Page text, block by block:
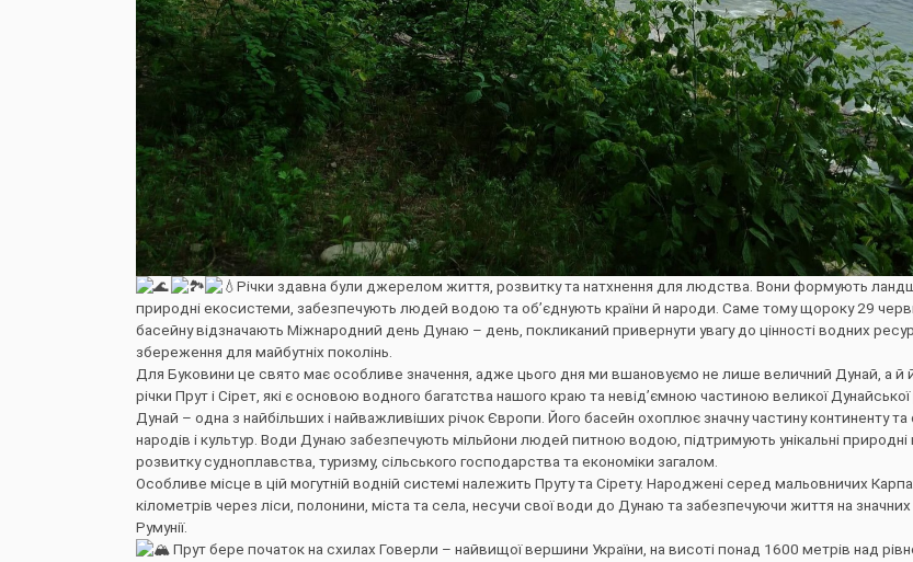
Річки здавна були джерелом життя, розвитку та натхнення для людства. Вони формують
природні екосистеми, забезпечують людей водою та об’єднують країни й народи. Саме тому щороку 29
басейну відзначають Міжнародний день Дунаю – день, покликаний привернути увагу до цінності водних
збереження для майбутніх поколінь.
Для Буковини це свято має особливе значення, адже цього дня ми вшановуємо не лише величний Дунай, а й
річки Прут і Сірет, які є основою водного багатства нашого краю та невід’ємною частиною великої
Дунай – одна з найбільших і найважливіших річок Європи. Його басейн охоплює значну частину континенту
народів і культур. Води Дунаю забезпечують мільйони людей питною водою, підтримують унікальні
розвитку судноплавства, туризму, сільського господарства та економіки загалом.
Особливе місце в цій могутній водній системі належить Пруту та Сірету. Народжені серед мальовничих
кілометрів через ліси, полонини, міста та села, несучи свої води до Дунаю та забезпечуючи життя на значних
Румунії.
Прут бере початок на схилах Говерли – найвищої вершини України, на висоті понад 1600 метрів над